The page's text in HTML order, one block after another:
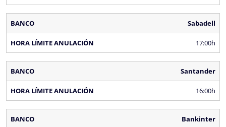
Sabadell
17:00h
Santander
16:00h
Bankinter